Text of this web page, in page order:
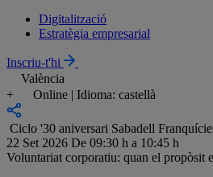
Digitalització
Estratègia empresarial
Inscriu-t'hi
València
+
Online | Idioma: castellà
Ciclo '30 aniversari Sabadell
22 Set 2026 De 09:30 h a 10:45 h
Voluntariat corporatiu: quan el propòsit